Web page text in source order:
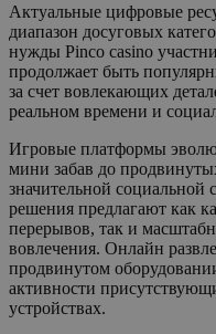
Актуальные цифровые
диапазон досуговых
нужды Pinco casino
продолжает быть
за счет вовлекающих
реальном времени и
Игровые платформы
мини забав до
значительной социальной
решения предлагают как
перерывов, так и
вовлечения. Онлайн
продвинутом
активности
устройствах.